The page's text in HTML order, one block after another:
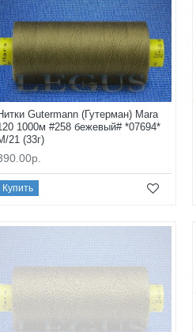
Gutermann (Гутерман) Mara
1000м #258 бежевый# *07694*
21 (33г)
Купить